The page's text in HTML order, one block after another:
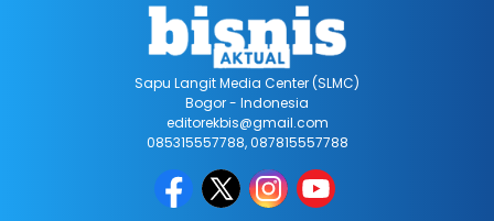
Sapu Langit Media Center (SLMC)
Bogor - Indonesia
editorekbis@gmail.com
085315557788, 087815557788